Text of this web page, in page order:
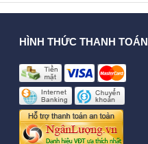
HÌNH THỨC THANH TOÁN